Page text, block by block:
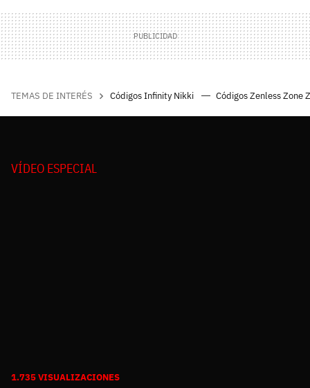
TEMAS DE INTERÉS Códigos Infinity Nikki Códigos Zenless Zone
VÍDEO ESPECIAL
1.735 VISUALIZACIONES